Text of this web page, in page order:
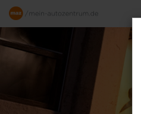
Zum
Hauptinhalt
springen